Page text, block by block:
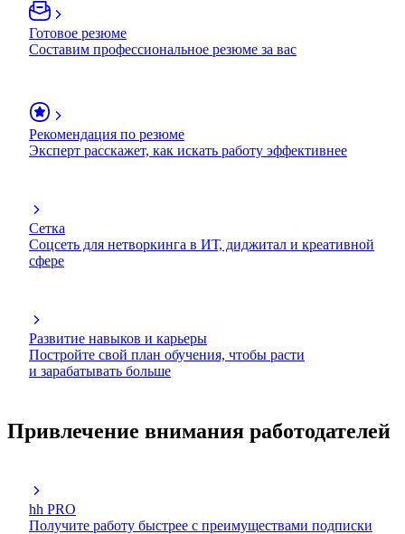
Готовое резюме
Составим профессиональное резюме за вас
Рекомендация по резюме
Эксперт расскажет, как искать работу эффективнее
Сетка
Соцсеть для нетворкинга в ИТ, диджитал и креативной
сфере
Развитие навыков и карьеры
Постройте свой план обучения, чтобы расти
и зарабатывать больше
Привлечение внимания работодателей
hh PRO
Получите работу быстрее с преимуществами подписки